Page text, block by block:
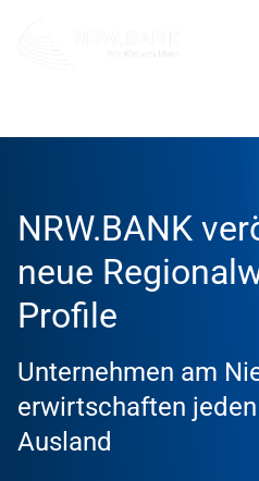
NRW.BANK
neue
Profile
Unternehmen am
erwirtschaften
Ausland